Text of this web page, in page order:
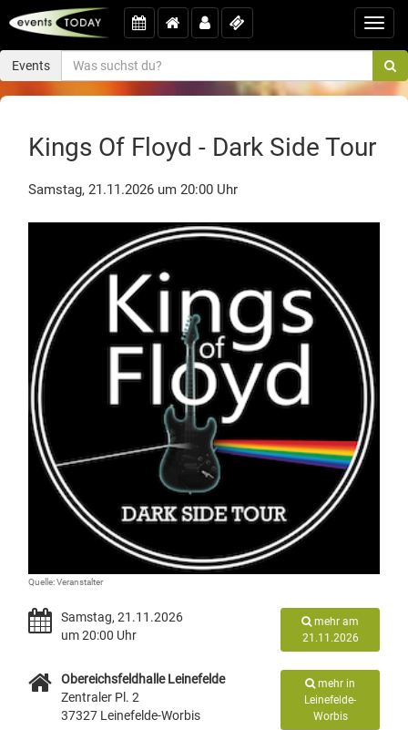
Events
Kings Of Floyd - Dark Side Tour
Samstag, 21.11.2026 um 20:00 Uhr
Quelle: Veranstalter
Samstag, 21.11.2026
um 20:00 Uhr
mehr am
21.11.2026
Obereichsfeldhalle Leinefelde
Zentraler Pl. 2
37327 Leinefelde-Worbis
mehr in
Leinefelde-
Worbis